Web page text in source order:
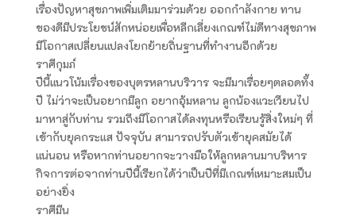
เรื่องปัญหาสุขภาพเพิ่มเติมมาร่วมด้วย ออกกำลังกาย ทาน
ของดีมีประโยชน์สักหน่อยเพื่อหลีกเลี่ยงเกณฑ์ไม่ดีทางสุขภาพ
มีโอกาสเปลี่ยนแปลงโยกย้ายถิ่นฐานที่ทำงานอีกด้วย
ราศีกุมภ์
ปีนี้แนวโน้มเรื่องของบุตรหลานบริวาร จะมีมาเรื่อยๆตลอดทั้ง
ปี ไม่ว่าจะเป็นอยากมีลูก อยากอุ้มหลาน ลูกน้องแวะเวียนไป
มาหาสู่กับท่าน รวมถึงมีโอกาสได้ลงทุนหรือเรียนรู้สิ่งใหม่ๆ ที่
เข้ากับยุคกระแส ปัจจุบัน สามารถปรับตัวเข้ายุคสมัยได้
แน่นอน หรือหากท่านอยากจะวางมือให้ลูกหลานมาบริหาร
กิจการต่อจากท่านปีนี้เรียกได้ว่าเป็นปีที่มีเกณฑ์เหมาะสมเป็น
อย่างยิ่ง
ราศีมีน